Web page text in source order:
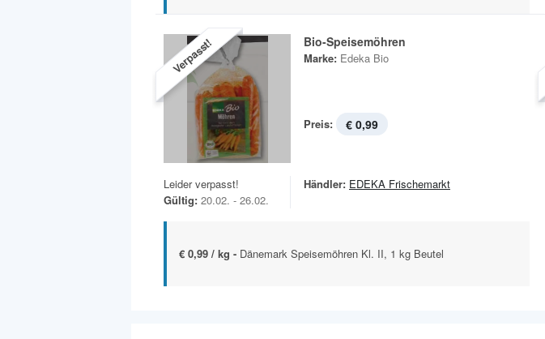
Verpasst! Bio-Speisemöhren
Marke: Edeka Bio
Preis: € 0,99
Leider verpasst!
Gültig: 20.02. - 26.02.
Händler: EDEKA Frischemarkt
€ 0,99 / kg - Dänemark Speisemöhren Kl. II, 1 kg Beutel